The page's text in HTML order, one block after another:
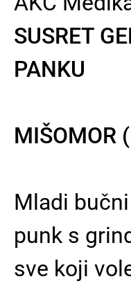
SUSRET
PANKU
MIŠOMOR
Mladi
punk s
sve koji